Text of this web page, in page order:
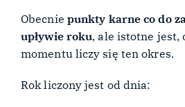
Obecnie punkty karne co do
upływie roku, ale istotne jest,
momentu liczy się ten okres.
Rok liczony jest od dnia: